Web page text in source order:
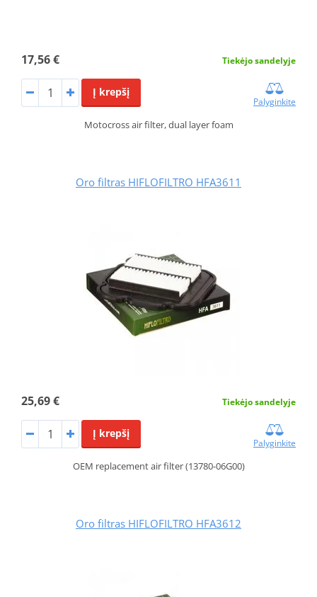
17,56 € Tiekėjo sandelyje
Į krepšį
Palyginkite
Motocross air filter, dual layer foam
Oro filtras HIFLOFILTRO HFA3611
25,69 € Tiekėjo sandelyje
Į krepšį
Palyginkite
OEM replacement air filter (13780-06G00)
Oro filtras HIFLOFILTRO HFA3612